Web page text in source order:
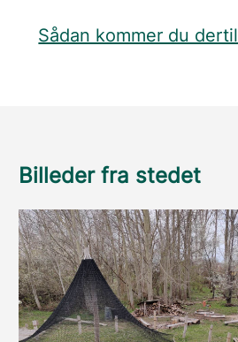
Sådan kommer du dertil
Billeder fra stedet